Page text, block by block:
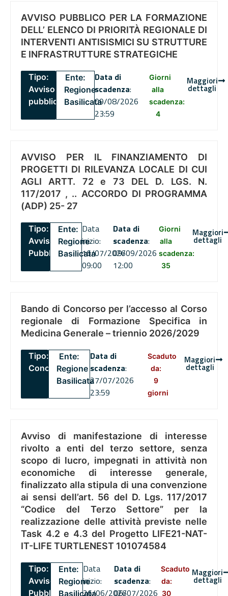
AVVISO PUBBLICO PER LA FORMAZIONE
DELL’ ELENCO DI PRIORITÀ REGIONALE DI
INTERVENTI ANTISISMICI SU STRUTTURE
E INFRASTRUTTURE STRATEGICHE
Tipo:
Avviso
pubblico
Ente:
Regione
Basilicata
Data di
scadenza:
09/08/2026
23:59
Giorni
alla
scadenza:
4
Maggiori
dettagli
AVVISO PER IL FINANZIAMENTO DI
PROGETTI DI RILEVANZA LOCALE DI CUI
AGLI ARTT. 72 e 73 DEL D. LGS. N.
117/2017 , .. ACCORDO DI PROGRAMMA
(ADP) 25- 27
Tipo:
Avviso
Pubblico
Ente:
Regione
Basilicata
Data
inizio:
16/07/2026
09:00
Data di
scadenza:
09/09/2026
12:00
Giorni
alla
scadenza:
35
Maggiori
dettagli
Bando di Concorso per l’accesso al Corso
regionale di Formazione Specifica in
Medicina Generale – triennio 2026/2029
Tipo:
Concorsi
Ente:
Regione
Basilicata
Data di
scadenza:
27/07/2026
23:59
Scaduto
da:
9
giorni
Maggiori
dettagli
Avviso di manifestazione di interesse
rivolto a enti del terzo settore, senza
scopo di lucro, impegnati in attività non
economiche di interesse generale,
finalizzato alla stipula di una convenzione
ai sensi dell’art. 56 del D. Lgs. 117/2017
“Codice del Terzo Settore” per la
realizzazione delle attività previste nelle
Task 4.2 e 4.3 del Progetto LIFE21-NAT-
IT-LIFE TURTLENEST 101074584
Tipo:
Avviso
Pubblico
Ente:
Regione
Basilicata
Data
inizio:
26/06/2026
Data di
scadenza:
06/07/2026
Scaduto
da:
30
Maggiori
dettagli